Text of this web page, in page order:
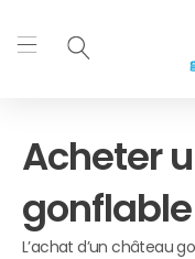
contenu
Acheter
L’achat d’un château